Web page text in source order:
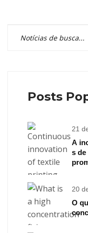
Posts
21
A
s
20
O